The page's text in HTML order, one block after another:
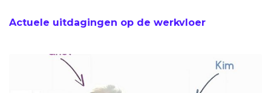
Actuele uitdagingen op de werkvloer